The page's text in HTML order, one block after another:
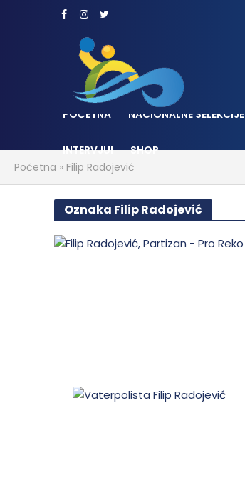
POČETNA NACIONALNE SELEKCIJE
INTERVJUI
SHOP
Početna » Filip Radojević
Oznaka Filip Radojević